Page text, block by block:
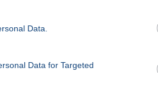
Data.
Data for Targeted